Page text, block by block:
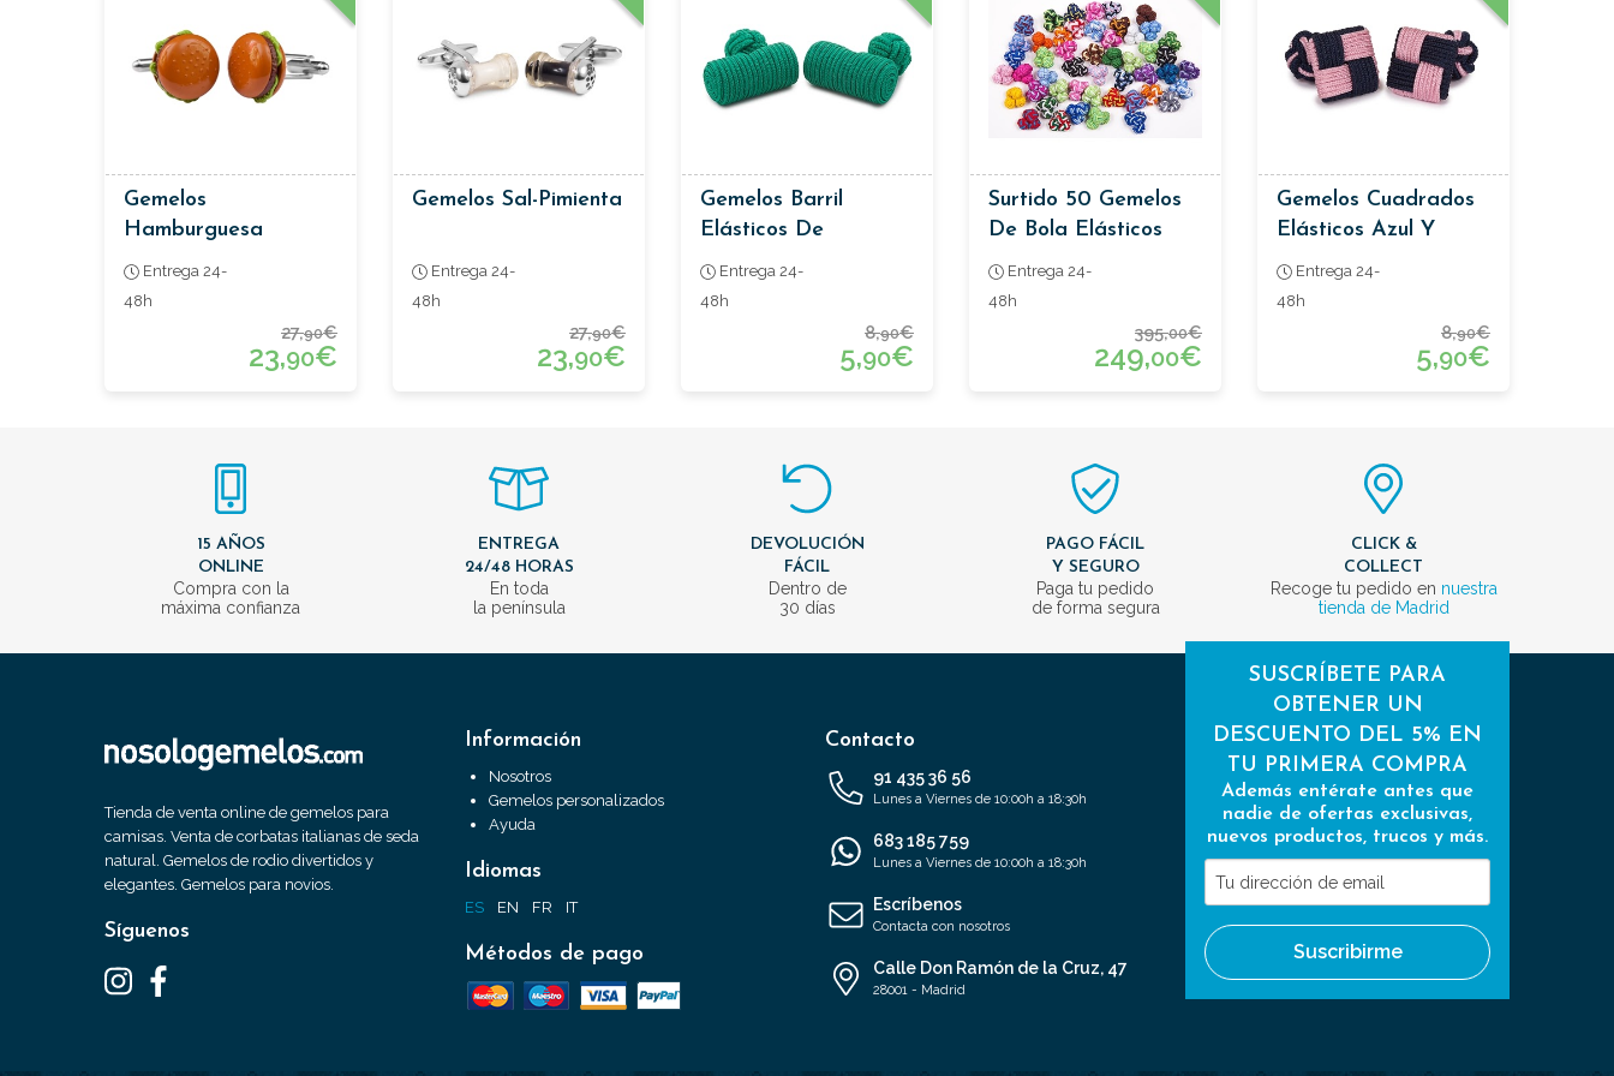
Gemelos
Hamburguesa
Entrega 24-
48h
27,90€
23,90€
Gemelos Sal-Pimienta
Entrega 24-
48h
27,90€
23,90€
Gemelos Barril
Elásticos De
Pasamanería Color
Verde
Entrega 24-
48h
8,90€
5,90€
Surtido 50 Gemelos
De Bola Elásticos
Entrega 24-
48h
395,00€
249,00€
Gemelos Cuadrados
Elásticos Azul Y
Rosa
Entrega 24-
48h
8,90€
5,90€
15 AÑOS
ONLINE
Compra con la
máxima confianza
ENTREGA
24/48 HORAS
En toda
la península
DEVOLUCIÓN
FÁCIL
Dentro de
30 días
PAGO FÁCIL
Y SEGURO
Paga tu pedido
de forma segura
CLICK &
COLLECT
Recoge tu pedido en nuestra
tienda de Madrid
Tienda de venta online de gemelos para
camisas. Venta de corbatas italianas de seda
natural. Gemelos de rodio divertidos y
elegantes. Gemelos para novios.
Síguenos
Información
Nosotros
Gemelos personalizados
Ayuda
Idiomas
ES EN FR IT
Métodos de pago
Contacto
91 435 36 56
Lunes a Viernes de 10:00h a 18:30h
683 185 759
Lunes a Viernes de 10:00h a 18:30h
Escríbenos
Contacta con nosotros
Calle Don Ramón de la Cruz, 47
28001 - Madrid
SUSCRÍBETE PARA
OBTENER UN
DESCUENTO DEL 5% EN
TU PRIMERA COMPRA
Además entérate antes que
nadie de ofertas exclusivas,
nuevos productos, trucos y más.
Tu
dirección
de
email
Suscribirme